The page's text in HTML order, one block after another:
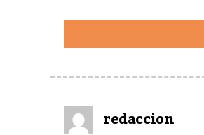
redaccion